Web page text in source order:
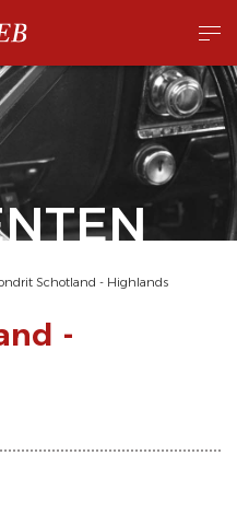
Schotland - Highlands
-